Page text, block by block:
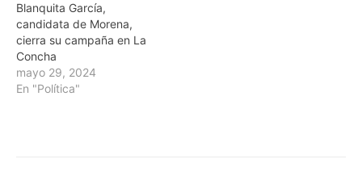
Blanquita García,
candidata de Morena,
cierra su campaña en La
Concha
mayo 29, 2024
En "Política"